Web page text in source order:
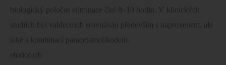
biologický poločas eliminace činí 8–10 hodin. V klinických
studiích byl valdecoxib srovnáván především s naproxenem, ale
také s kombinací paracetamol/kodein.
etoricoxib